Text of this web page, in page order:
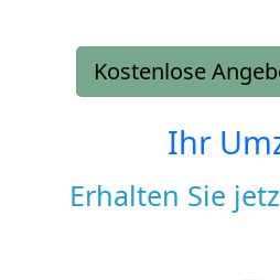
Kostenlose
Ihr
Erhalten Sie